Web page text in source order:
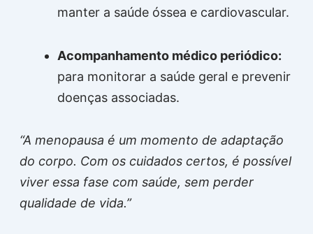
manter a saúde óssea e cardiovascular.
Acompanhamento médico periódico:
para monitorar a saúde geral e prevenir
doenças associadas.
“A menopausa é um momento de adaptação
do corpo. Com os cuidados certos, é possível
viver essa fase com saúde, sem perder
qualidade de vida.”